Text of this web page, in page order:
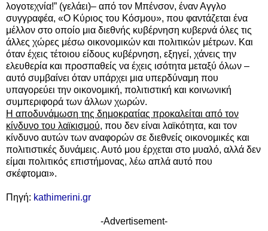
λογοτεχνία!” (γελάει)– από τον Μπένσον, έναν Αγγλο
συγγραφέα, «Ο Κύριος του Κόσμου», που φαντάζεται ένα
μέλλον στο οποίο μια διεθνής κυβέρνηση κυβερνά όλες τις
άλλες χώρες μέσω οικονομικών και πολιτικών μέτρων. Και
όταν έχεις τέτοιου είδους κυβέρνηση, εξηγεί, χάνεις την
ελευθερία και προσπαθείς να έχεις ισότητα μεταξύ όλων –
αυτό συμβαίνει όταν υπάρχει μια υπερδύναμη που
υπαγορεύει την οικονομική, πολιτιστική και κοινωνική
συμπεριφορά των άλλων χωρών.
Η αποδυνάμωση της δημοκρατίας προκαλείται από τον
κίνδυνο του λαϊκισμού, που δεν είναι λαϊκότητα, και τον
κίνδυνο αυτών των αναφορών σε διεθνείς οικονομικές και
πολιτιστικές δυνάμεις. Αυτό μου έρχεται στο μυαλό, αλλά δεν
είμαι πολιτικός επιστήμονας, λέω απλά αυτό που
σκέφτομαι».
Πηγή: kathimerini.gr
-Advertisement-